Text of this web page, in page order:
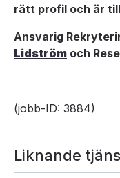
rätt profil och är
Ansvarig
Lidström och
(jobb-ID: 3884)
Liknande